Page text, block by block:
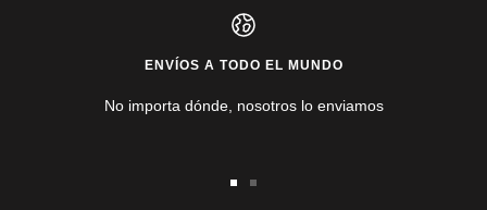
ENVÍOS A TODO EL MUNDO
No importa dónde, nosotros lo enviamos